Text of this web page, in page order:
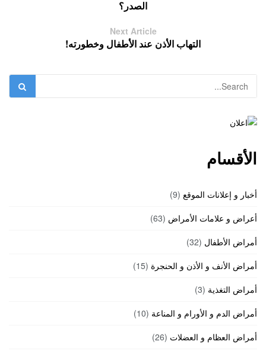
الصدر؟
Next Article
التهاب الأذن عند الأطفال وخطورته!
الأقسام
أخبار و إعلانات الموقع (9)
أعراض و علامات الأمراض (63)
أمراض الأطفال (32)
أمراض الأنف و الأذن و الحنجرة (15)
أمراض التغذية (3)
أمراض الدم و الأورام و المناعة (10)
أمراض العظام و العضلات (26)